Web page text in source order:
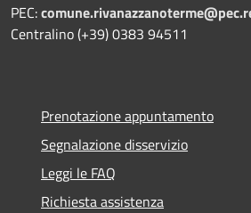
PEC:
Centralino (+39) 0383 94511
Prenotazione appuntamento
Segnalazione disservizio
Leggi le FAQ
Richiesta assistenza